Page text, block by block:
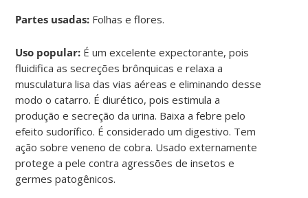
Partes usadas: Folhas e flores.
Uso popular: É um excelente expectorante, pois
fluidifica as secreções brônquicas e relaxa a
musculatura lisa das vias aéreas e eliminando desse
modo o catarro. É diurético, pois estimula a
produção e secreção da urina. Baixa a febre pelo
efeito sudorífico. É considerado um digestivo. Tem
ação sobre veneno de cobra. Usado externamente
protege a pele contra agressões de insetos e
germes patogênicos.